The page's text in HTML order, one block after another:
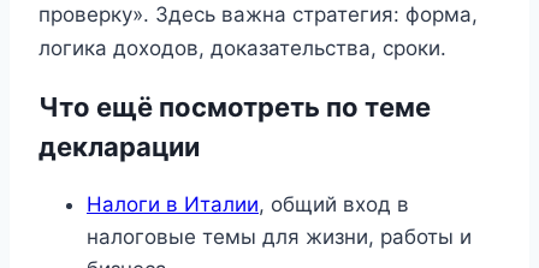
проверку». Здесь важна стратегия: форма,
логика доходов, доказательства, сроки.
Что ещё посмотреть по теме
декларации
Налоги в Италии, общий вход в
налоговые темы для жизни, работы и